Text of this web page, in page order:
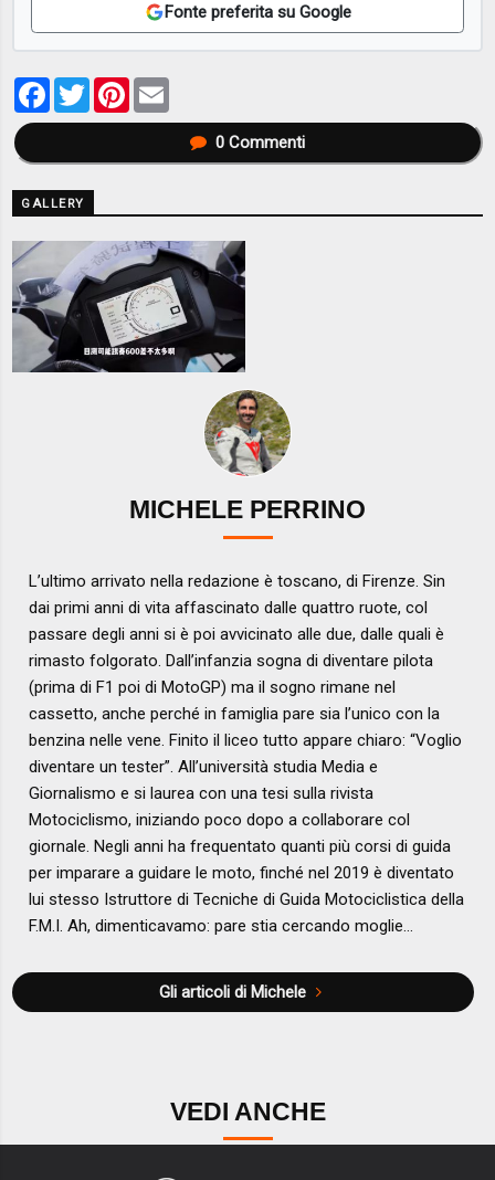
Fonte preferita su Google
Facebook
TwitterPinterest
0Commenti
GALLERY
MICHELE PERRINO
L’ultimo arrivato nella redazione è toscano, di Firenze. Sin
dai primi anni di vita affascinato dalle quattro ruote, col
passare degli anni si è poi avvicinato alle due, dalle quali è
rimasto folgorato. Dall’infanzia sogna di diventare pilota
(prima di F1 poi di MotoGP) ma il sogno rimane nel
cassetto, anche perché in famiglia pare sia l’unico con la
benzina nelle vene. Finito il liceo tutto appare chiaro: “Voglio
diventare un tester”. All’università studia Media e
Giornalismo e si laurea con una tesi sulla rivista
Motociclismo, iniziando poco dopo a collaborare col
giornale. Negli anni ha frequentato quanti più corsi di guida
per imparare a guidare le moto, finché nel 2019 è diventato
lui stesso Istruttore di Tecniche di Guida Motociclistica della
F.M.I. Ah, dimenticavamo: pare stia cercando moglie…
Gli articoli di Michele
VEDI ANCHE